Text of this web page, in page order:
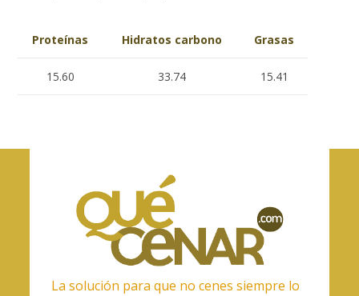
Proteínas Hidratos carbono Grasas
15.60 33.74 15.41
La solución para que no cenes siempre lo